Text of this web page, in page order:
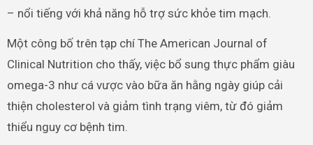
– nổi tiếng với khả năng hỗ trợ sức khỏe tim mạch.
Một công bố trên tạp chí The American Journal of
Clinical Nutrition cho thấy, việc bổ sung thực phẩm giàu
omega-3 như cá vược vào bữa ăn hằng ngày giúp cải
thiện cholesterol và giảm tình trạng viêm, từ đó giảm
thiểu nguy cơ bệnh tim.